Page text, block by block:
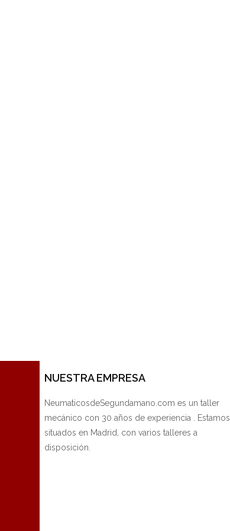
NUESTRA EMPRESA
NeumaticosdeSegundamano.com es un taller
mecánico con 30 años de experiencia . Estamos
situados en Madrid, con varios talleres a
disposición.